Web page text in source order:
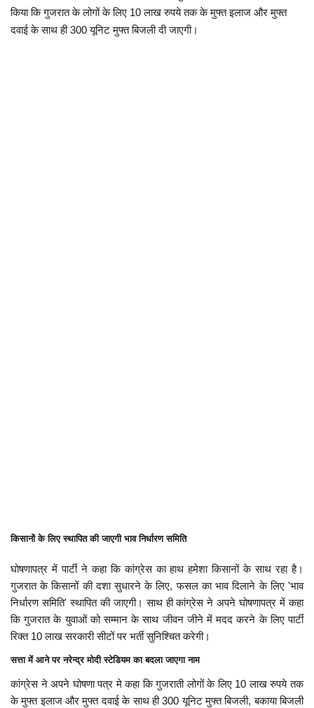
किया कि गुजरात के लोगों के लिए 10 लाख रुपये तक के मुफ्त इलाज और मुफ्त
दवाई के साथ ही 300 यूनिट मुफ्त बिजली दी जाएगी।
किसानों के लिए स्थापित की जाएगी भाव निर्धारण समिति
घोषणापत्र में पार्टी ने कहा कि कांग्रेस का हाथ हमेशा किसानों के साथ रहा है।
गुजरात के किसानों की दशा सुधारने के लिए, फसल का भाव दिलाने के लिए 'भाव
निर्धारण समिति' स्थापित की जाएगी। साथ ही कांग्रेस ने अपने घोषणापत्र में कहा
कि गुजरात के युवाओं को सम्मान के साथ जीवन जीने में मदद करने के लिए पार्टी
रिक्त 10 लाख सरकारी सीटों पर भर्ती सुनिश्चित करेगी।
सत्ता में आने पर नरेन्द्र मोदी स्टेडियम का बदला जाएगा नाम
कांग्रेस ने अपने घोषणा पत्र मे कहा कि गुजराती लोगों के लिए 10 लाख रुपये तक
के मुफ्त इलाज और मुफ्त दवाई के साथ ही 300 यूनिट मुफ्त बिजली, बकाया बिजली